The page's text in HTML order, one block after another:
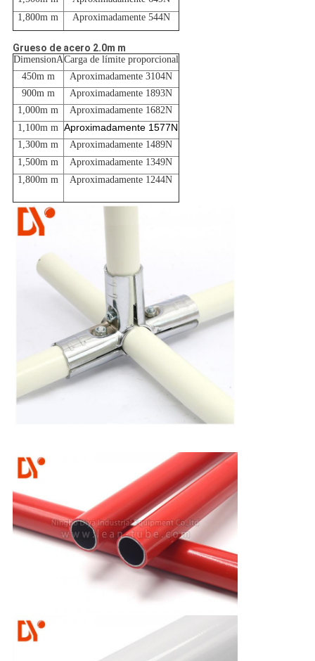
1,800m m
Aproximadamente 544N
Grueso de acero 2.0m m
DimensionACarga de límite proporcional
450m m
Aproximadamente 3104N
900m m
Aproximadamente 1893N
1,000m m
Aproximadamente 1682N
1,100m m Aproximadamente 1577N
1,300m m
Aproximadamente 1489N
1,500m m
Aproximadamente 1349N
1,800m m
Aproximadamente 1244N